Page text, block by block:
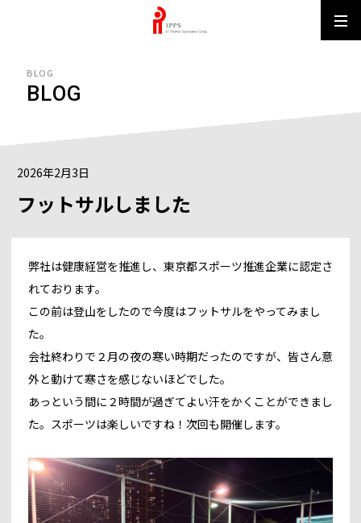
IPPS
BLOG
BLOG
2026年2月3日
フットサルしました
弊社は健康経営を推進し、東京都スポーツ推進企業に認定さ
れております。
この前は登山をしたので今度はフットサルをやってみまし
た。
会社終わりで２月の夜の寒い時期だったのですが、皆さん意
外と動けて寒さを感じないほどでした。
あっという間に２時間が過ぎてよい汗をかくことができまし
た。スポーツは楽しいですね！次回も開催します。